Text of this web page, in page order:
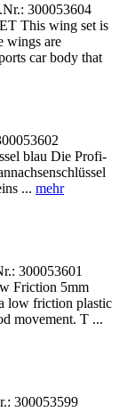
300053604
This wing set is
wings are
car body that
blau Die Profi-
... mehr
300053601
Friction 5mm
low friction plastic
movement. T ...
300053599